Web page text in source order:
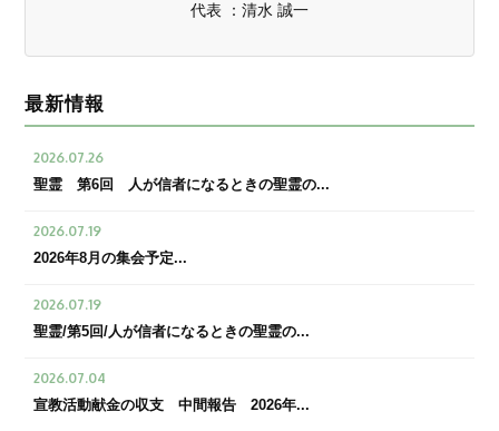
代表 ：清水 誠一
最新情報
2026.07.26
聖霊 第6回 人が信者になるときの聖霊の...
2026.07.19
2026年8月の集会予定...
2026.07.19
聖霊/第5回/人が信者になるときの聖霊の...
2026.07.04
宣教活動献金の収支 中間報告 2026年...